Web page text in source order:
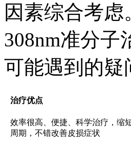
因素综合考
308nm准分
可能遇到的疑
治疗优点
效率很高、便捷、科学治疗，缩
周期，不错改善皮损症状